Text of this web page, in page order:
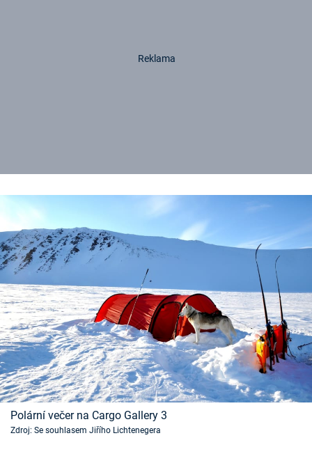
Polární večer na Cargo Gallery 3
Zdroj: Se souhlasem Jiřího Lichtenegera